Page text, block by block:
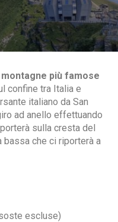
più famose
confine tra Italia e
italiano da San
ad anello effettuando
sulla cresta del
bassa che ci riporterà a
escluse)